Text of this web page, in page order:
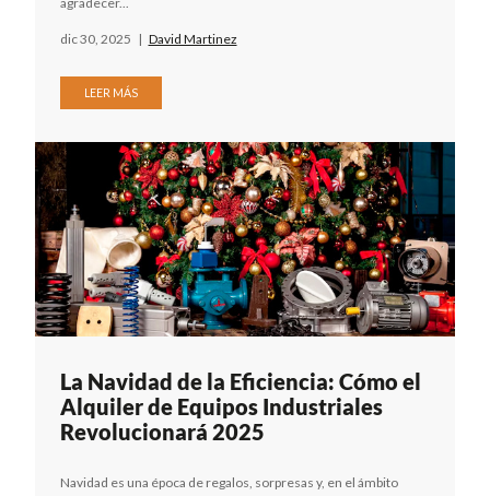
dic 30, 2025 | David Martinez
LEER MÁS
La Navidad de la Eficiencia: Cómo el
Alquiler de Equipos Industriales
Revolucionará 2025
Navidad es una época de regalos, sorpresas y, en el ámbito